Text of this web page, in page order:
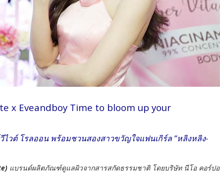
x Eveandboy Time to bloom up your
ไวต์ โรลออน พร้อมชวนสองสาวขวัญใจแฟนเกิร์ล “หลิงหลิง-
แบรนด์ผลิตภัณฑ์ดูแลผิวจากสารสกัดธรรมชาติ โดยบริษัท นีโอ คอร์ปอ